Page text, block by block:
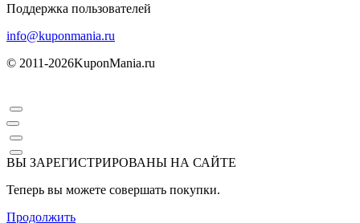
Поддержка пользователей
info@kuponmania.ru
© 2011-2026KuponMania.ru
ВЫ ЗАРЕГИСТРИРОВАНЫ НА САЙТЕ
Теперь вы можете совершать покупки.
Продолжить